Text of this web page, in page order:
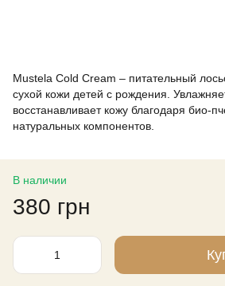
Mustela Cold Cream – питательный
сухой кожи детей с рождения.
восстанавливает кожу благодаря био-
натуральных компонентов.
В наличии
380 грн